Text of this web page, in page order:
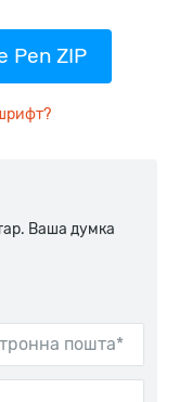
Pen ZIP
Ваша думка